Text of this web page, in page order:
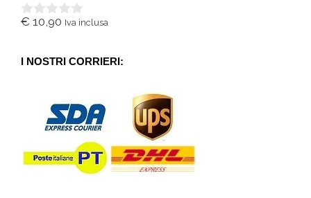
0
5
€ 10,90 Iva inclusa
I NOSTRI CORRIERI: